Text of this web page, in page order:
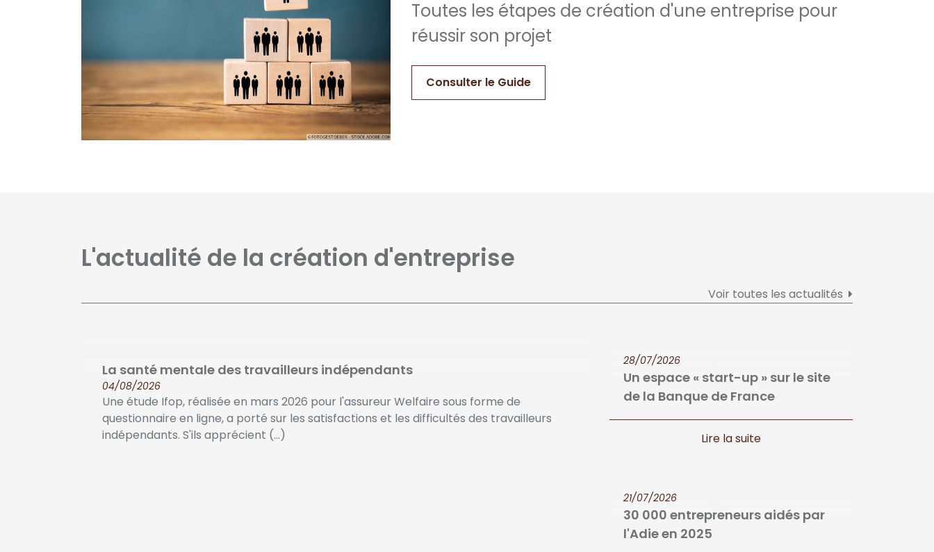
Toutes les étapes de création d'une entreprise pour
réussir son projet
Consulter le Guide
L'actualité de la création d'entreprise
Voir toutes les actualités
La santé mentale des travailleurs indépendants
04/08/2026
Une étude Ifop, réalisée en mars 2026 pour l'assureur Welfaire sous forme de
questionnaire en ligne, a porté sur les satisfactions et les difficultés des travailleurs
indépendants. S'ils apprécient (...)
Un espace « start-up » sur le site
de la Banque de France
28/07/2026
30 000 entrepreneurs aidés par
l'Adie en 2025
21/07/2026